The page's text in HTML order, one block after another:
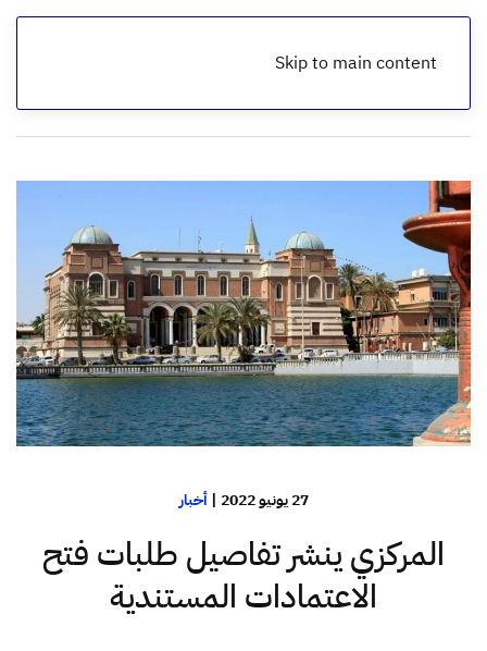
Skip to main content
الرئيسية
27 يونيو 2022 |أخبار
المركزي ينشر تفاصيل طلبات فتح
الاعتمادات المستندية